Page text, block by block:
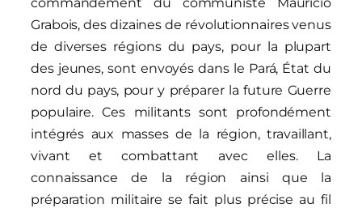
Grabois, des dizaines de révolutionnaires venus
de diverses régions du pays, pour la plupart
des jeunes, sont envoyés dans le Pará, État du
nord du pays, pour y préparer la future Guerre
populaire. Ces militants sont profondément
intégrés aux masses de la région, travaillant,
vivant et combattant avec elles. La
connaissance de la région ainsi que la
préparation militaire se fait plus précise au fil